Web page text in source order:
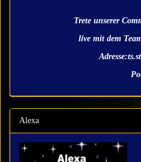
Trete unserer
live mit dem
Alexa